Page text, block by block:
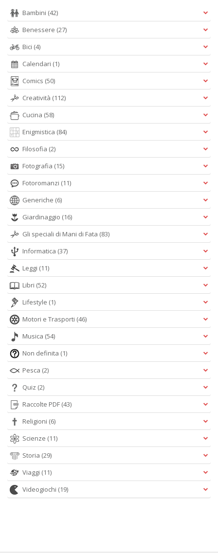
Bambini (42)
Benessere (27)
Bici (4)
Calendari (1)
Comics (50)
Creatività (112)
Cucina (58)
Enigmistica (84)
Filosofia (2)
Fotografia (15)
Fotoromanzi (11)
Generiche (6)
Giardinaggio (16)
Gli speciali di Mani di Fata (83)
Informatica (37)
Leggi (11)
Libri (52)
Lifestyle (1)
Motori e Trasporti (46)
Musica (54)
Non definita (1)
Pesca (2)
Quiz (2)
Raccolte PDF (43)
Religioni (6)
Scienze (11)
Storia (29)
Viaggi (11)
Videogiochi (19)